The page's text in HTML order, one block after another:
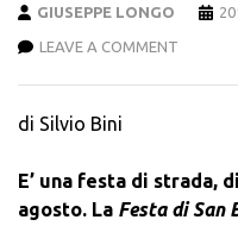
GIUSEPPE LONGO
LEAVE A COMMENT
di Silvio Bini
E’ una festa di strada,
agosto. La Festa di San